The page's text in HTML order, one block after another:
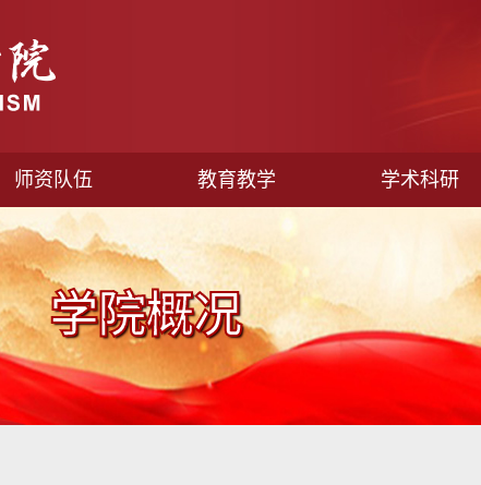
师资队伍 教育教学 学术科研
学院概况